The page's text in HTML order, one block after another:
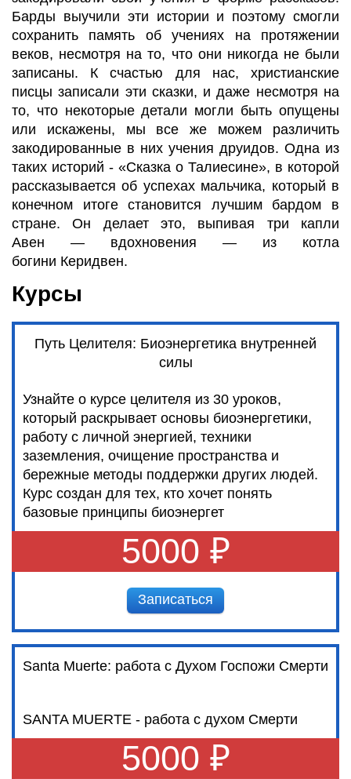
Барды выучили эти истории и поэтому смогли
сохранить память об учениях на протяжении
веков, несмотря на то, что они никогда не были
записаны. К счастью для нас, христианские
писцы записали эти сказки, и даже несмотря на
то, что некоторые детали могли быть опущены
или искажены, мы все же можем различить
закодированные в них учения друидов. Одна из
таких историй - «Сказка о Талиесине», в которой
рассказывается об успехах мальчика, который в
конечном итоге становится лучшим бардом в
стране. Он делает это, выпивая три капли
Авен — вдохновения — из котла
богини Керидвен.
Курсы
Путь Целителя: Биоэнергетика внутренней
силы
Узнайте о курсе целителя из 30 уроков,
который раскрывает основы биоэнергетики,
работу с личной энергией, техники
заземления, очищение пространства и
бережные методы поддержки других людей.
Курс создан для тех, кто хочет понять
базовые принципы биоэнергет
5000 ₽
Записаться
Santa Muerte: работа с Духом Госпожи Смерти
SANTA MUERTE - работа с духом Смерти
5000 ₽